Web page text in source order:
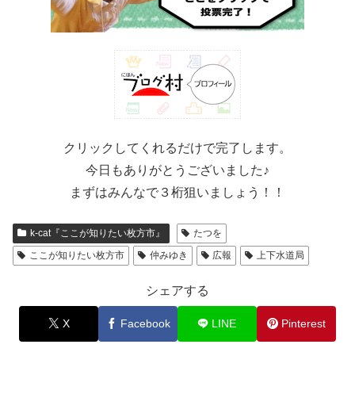
クリックしてくれるだけで完了します。
今日もありがとうございました♪
まずはみんなで３桁狙いましょう！！
k-cat『ここが知りたい枚方市』
たつを
ここが知りたい枚方市
仲みゆき 広報 上下水道局
シェアする
X Facebook LINE Pinterest